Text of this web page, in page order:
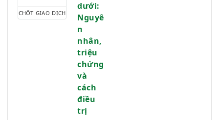
CHỐT GIAO DỊCH
dưới:
Nguyê
n
nhân,
triệu
chứng
và
cách
điều
trị